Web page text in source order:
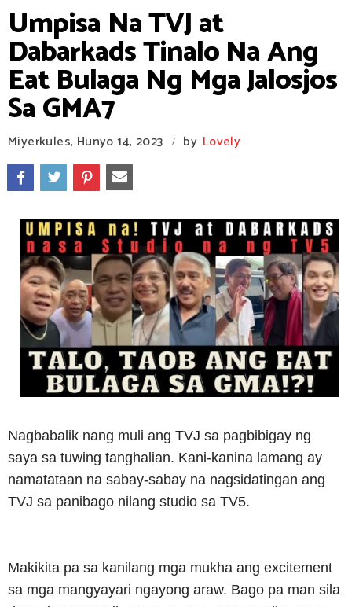
Umpisa Na TVJ at
Dabarkads Tinalo Na Ang
Eat Bulaga Ng Mga Jalosjos
Sa GMA7
Miyerkules, Hunyo 14, 2023 / by Lovely
Nagbabalik nang muli ang TVJ sa pagbibigay ng
saya sa tuwing tanghalian. Kani-kanina lamang ay
namatataan na sabay-sabay na nagsidatingan ang
TVJ sa panibago nilang studio sa TV5.
Makikita pa sa kanilang mga mukha ang excitement
sa mga mangyayari ngayong araw. Bago pa man sila